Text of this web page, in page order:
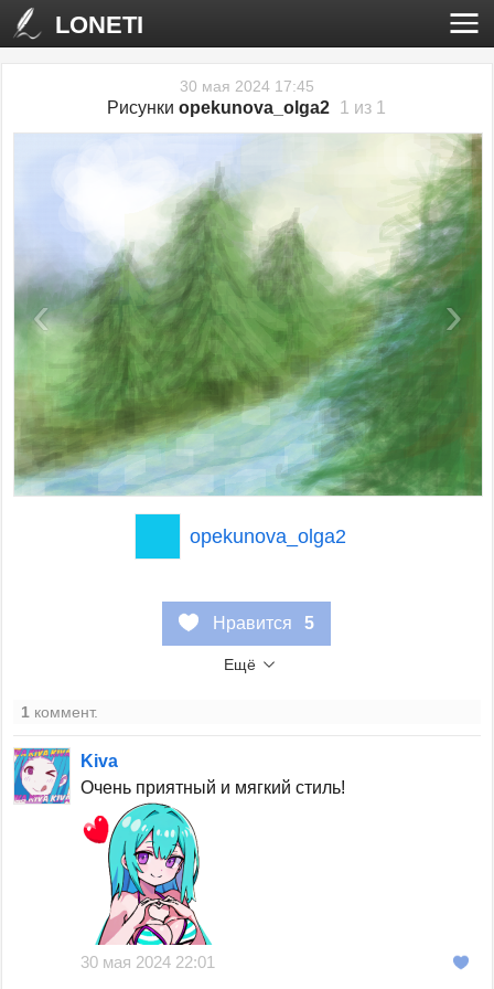
LONETI
30 мая 2024 17:45
Рисункиopekunova_olga2 1 из 1
‹ ›
opekunova_olga2
Нравится 5
Ещё
1 коммент.
Kiva
Очень приятный и мягкий стиль!
30 мая 2024 22:01